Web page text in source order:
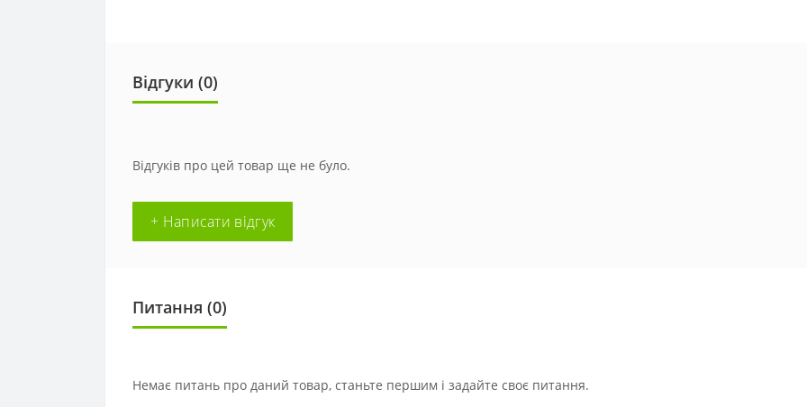
Відгуки (0)
Відгуків про цей товар ще не було.
+ Написати відгук
Питання (0)
Немає питань про даний товар, станьте першим і задайте своє питання.